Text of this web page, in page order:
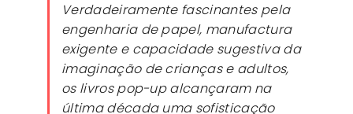
Verdadeiramente fascinantes pela
engenharia de papel, manufactura
exigente e capacidade sugestiva da
imaginação de crianças e adultos,
os livros pop-up alcançaram na
última década uma sofisticação